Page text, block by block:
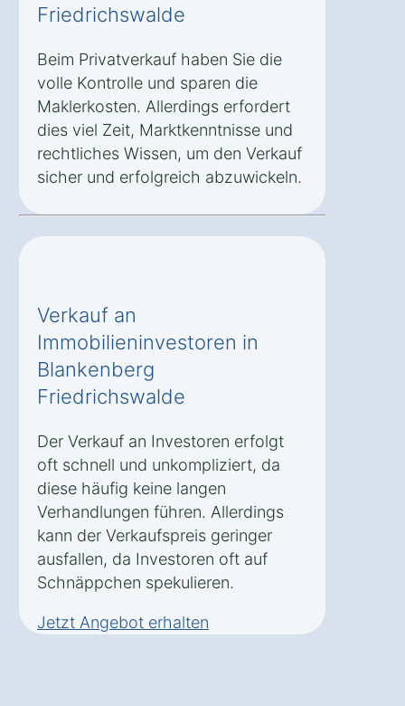
Friedrichswalde
Beim Privatverkauf haben Sie die
volle Kontrolle und sparen die
Maklerkosten. Allerdings erfordert
dies viel Zeit, Marktkenntnisse und
rechtliches Wissen, um den Verkauf
sicher und erfolgreich abzuwickeln.
Verkauf an
Immobilieninvestoren in
Blankenberg
Friedrichswalde
Der Verkauf an Investoren erfolgt
oft schnell und unkompliziert, da
diese häufig keine langen
Verhandlungen führen. Allerdings
kann der Verkaufspreis geringer
ausfallen, da Investoren oft auf
Schnäppchen spekulieren.
Jetzt Angebot erhalten